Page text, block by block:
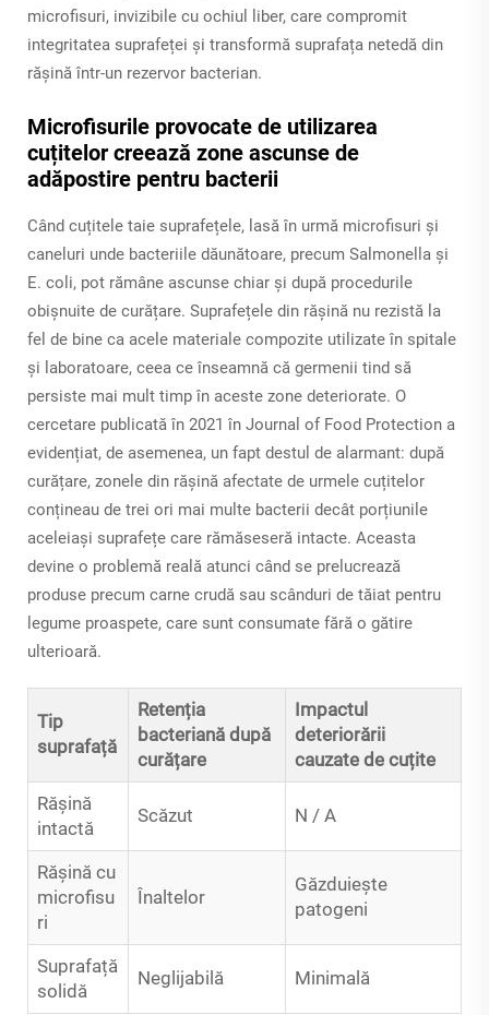
microfisuri, invizibile cu ochiul liber, care compromit
integritatea suprafeței și transformă suprafața netedă din
rășină într-un rezervor bacterian.
Microfisurile provocate de utilizarea
cuțitelor creează zone ascunse de
adăpostire pentru bacterii
Când cuțitele taie suprafețele, lasă în urmă microfisuri și
caneluri unde bacteriile dăunătoare, precum Salmonella și
E. coli, pot rămâne ascunse chiar și după procedurile
obișnuite de curățare. Suprafețele din rășină nu rezistă la
fel de bine ca acele materiale compozite utilizate în spitale
și laboratoare, ceea ce înseamnă că germenii tind să
persiste mai mult timp în aceste zone deteriorate. O
cercetare publicată în 2021 în Journal of Food Protection a
evidențiat, de asemenea, un fapt destul de alarmant: după
curățare, zonele din rășină afectate de urmele cuțitelor
conțineau de trei ori mai multe bacterii decât porțiunile
aceleiași suprafețe care rămăseseră intacte. Aceasta
devine o problemă reală atunci când se prelucrează
produse precum carne crudă sau scânduri de tăiat pentru
legume proaspete, care sunt consumate fără o gătire
ulterioară.
Tip
suprafață
Retenția
bacteriană după
curățare
Impactul
deteriorării
cauzate de cuțite
Rășină
intactă
Scăzut N / A
Rășină cu
microfisu
ri
Înaltelor
Găzduiește
patogeni
Suprafață
solidă
Neglijabilă Minimală